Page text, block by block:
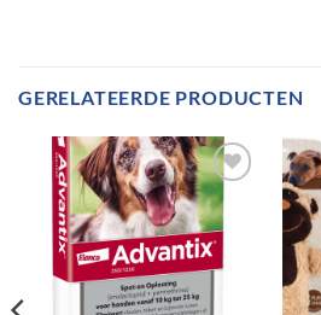
GERELATEERDE PRODUCTEN
Toevoegen
aan
verlanglijst